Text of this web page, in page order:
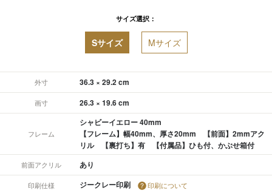
サイズ選択：
Sサイズ Mサイズ
外寸 36.3 × 29.2 cm
画寸 26.3 × 19.6 cm
フレーム
シャビーイエロー 40mm
【フレーム】幅40mm、厚さ20mm 【前面】2mmアク
リル 【裏打ち】有 【付属品】ひも付、かぶせ箱付
前面アクリル あり
印刷仕様 ジークレー印刷 印刷について